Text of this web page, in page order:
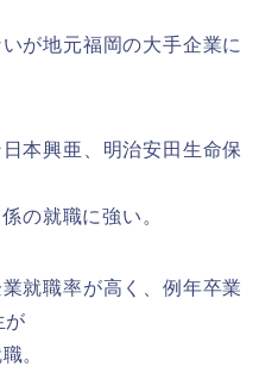
が地元福岡の大手企業に
本興亜、明治安田生命保
の就職に強い。
就職率が高く、例年卒業
が
。